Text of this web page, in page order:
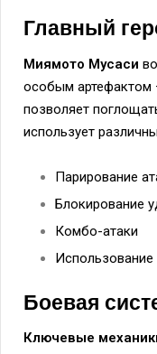
Главный
Миямото Мусаси
особым артефактом
позволяет
использует
Парирование
Блокирование
Комбо-атаки
Боевая
Ключевые